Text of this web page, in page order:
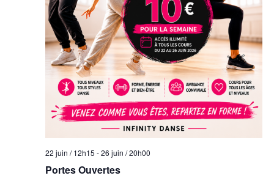
22 juin / 12h15 -26 juin / 20h00
Portes Ouvertes